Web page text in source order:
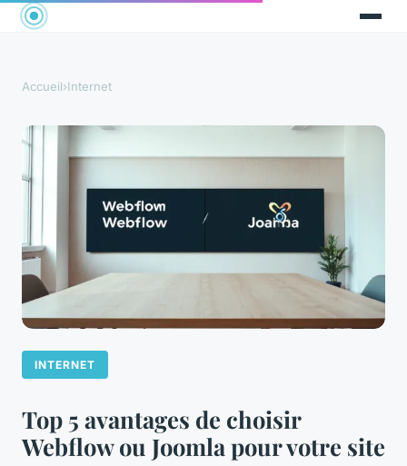
Accueil›Internet
INTERNET
Top 5 avantages de choisir
Webflow ou Joomla pour votre site